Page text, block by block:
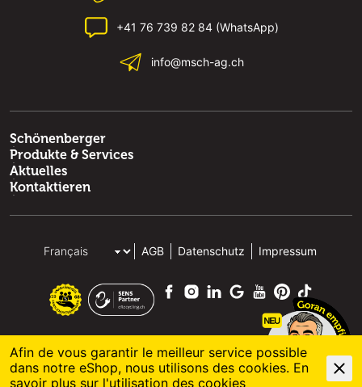
+41 76 739 82 84 (WhatsApp)
info@msch-ag.ch
Schönenberger
Produkte & Services
Aktuelles
Kontaktieren
AGB Datenschutz Impressum
© 2026 M. Schönenberger AG
powered by polynorm
Afin de vous garantir le meilleur service possible
dans notre eShop, nous utilisons des cookies. En
savoir plus sur l'utilisation des cookies